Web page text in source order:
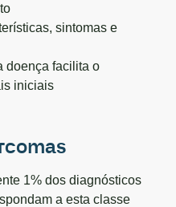
sintomas e
doença facilita o
iniciais
1% dos diagnósticos
a esta classe